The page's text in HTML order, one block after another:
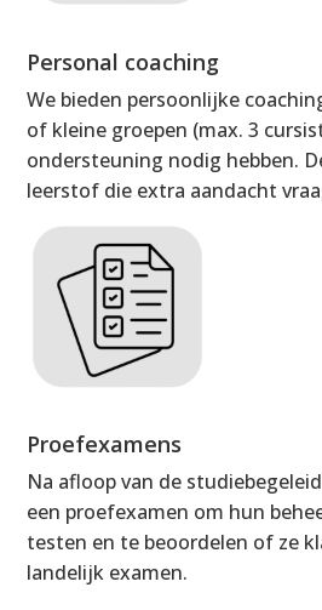
Personal coaching
We bieden persoonlijke
of kleine groepen (max. 3
ondersteuning nodig hebben.
leerstof die extra aandacht
Proefexamens
Na afloop van de
een proefexamen om hun
testen en te beoordelen of ze
landelijk examen.